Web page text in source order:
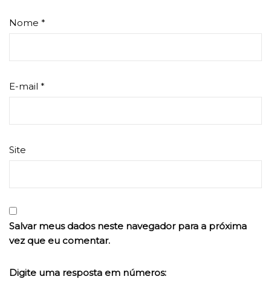
Nome *
E-mail *
Site
Salvar meus dados neste navegador para a próxima
vez que eu comentar.
Digite uma resposta em números: